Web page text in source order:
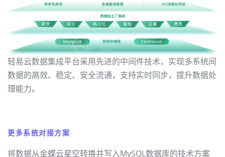
轻易云数据集成平台采用先进的中间件技术，实现多系统间
数据的高效、稳定、安全流通，支持实时同步，提升数据处
理能力。
更多系统对接方案
将数据从金蝶云星空转换并写入MySQL数据库的技术方案